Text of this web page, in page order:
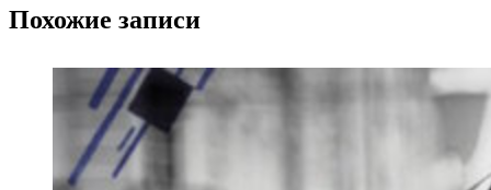
Похожие записи